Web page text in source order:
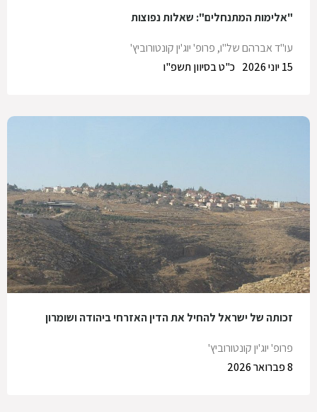
"אלימות המתנחלים": שאלות נפוצות
עו"ד אברהם של"ו, פרופ' יוג'ין קונטורוביץ'
כ"ט בסיוון תשפ"ו
15 יוני 2026
זכותה של ישראל להחיל את הדין האזרחי ביהודה ושומרון
פרופ' יוג'ין קונטורוביץ'
8 פברואר 2026